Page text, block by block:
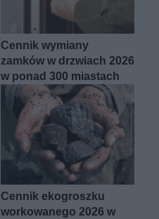
Cennik wymiany
zamków w drzwiach 2026
w ponad 300 miastach
Cennik ekogroszku
workowanego 2026 w